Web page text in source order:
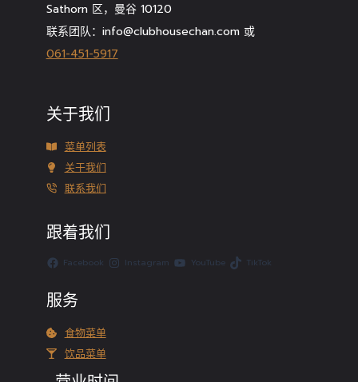
Sathorn 区，曼谷 10120
联系团队：info@clubhousechan.com 或
061-451-5917
关于我们
菜单列表
关于我们
联系我们
跟着我们
Facebook Instagram YouTube TikTok
服务
食物菜单
饮品菜单